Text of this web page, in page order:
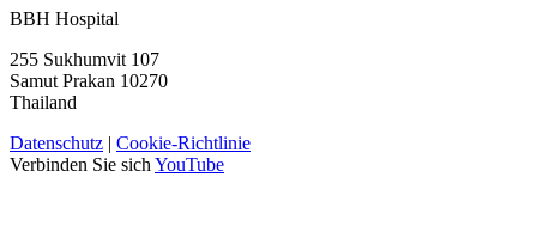
BBH Hospital
255 Sukhumvit 107
Samut Prakan 10270
Thailand
Datenschutz | Cookie-Richtlinie
Verbinden Sie sich YouTube